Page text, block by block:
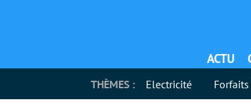
ACTU
THÈMES : Electricité